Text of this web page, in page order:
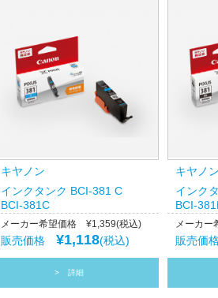
キヤノン
インクタンク BCI-381 C
BCI-381C
メーカー希望価格 ¥1,359(税込)
販売価格 ¥1,118(税込)
詳細
キヤノン
インク
BCI-
メーカ
販売価